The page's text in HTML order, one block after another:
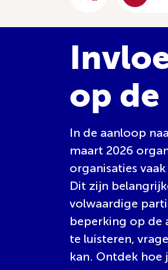
op
In de aanloop
maart 2026
organisaties
Dit zijn
volwaardige
beperking op de
te luisteren,
kan. Ontdek hoe